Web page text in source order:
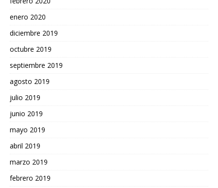
enero 2020
diciembre 2019
octubre 2019
septiembre 2019
agosto 2019
julio 2019
junio 2019
mayo 2019
abril 2019
marzo 2019
febrero 2019